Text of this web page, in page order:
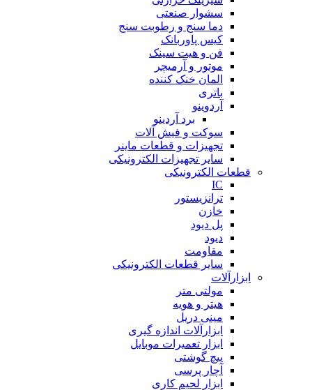
سشوار صنعتی
دما سنج و رطوبت سنج
کیس پاوربانک
فن و هیت سینک
موتور و آرمیچر
المان خنک کننده
باتری
آردوینو
برد آردینو
سوکت و فیش آلات
تجهیزات و قطعات ماینر
سایر تجهیزات الکترونیکی
قطعات الکترونیکی
IC
ترانزیستور
خازن
پل دیود
دیود
مقاومت
سایر قطعات الکترونیکی
ابزارآلات
مولتی متر
هیتر و هویه
مینی دریل
ابزارآلات اندازه گیری
ابزار تعمیرات موبایل
پیچ گوشتی
آچار پرسی
ابزار لحیم کاری